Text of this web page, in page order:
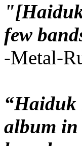
few
-Metal-
“Haiduk
album in